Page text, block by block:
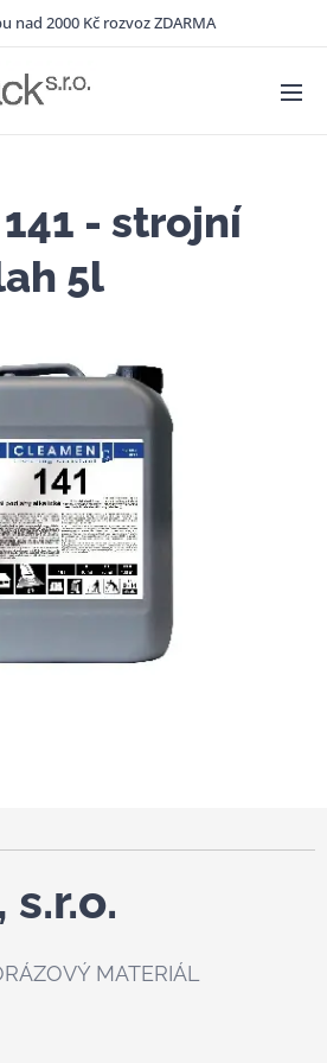
nad 2000 Kč rozvoz ZDARMA
- strojní
5l
s.r.o.
MATERIÁL